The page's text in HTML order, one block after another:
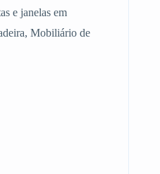
e janelas em
Mobiliário de